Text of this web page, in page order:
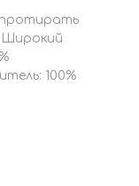
протирать
Широкий
100%